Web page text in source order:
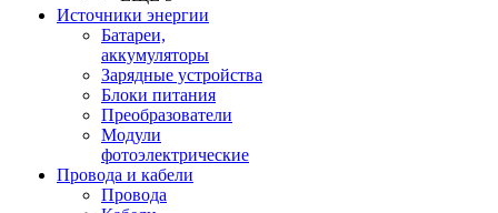
Источники энергии
Батареи,
аккумуляторы
Зарядные устройства
Блоки питания
Преобразователи
Модули
фотоэлектрические
Провода и кабели
Провода